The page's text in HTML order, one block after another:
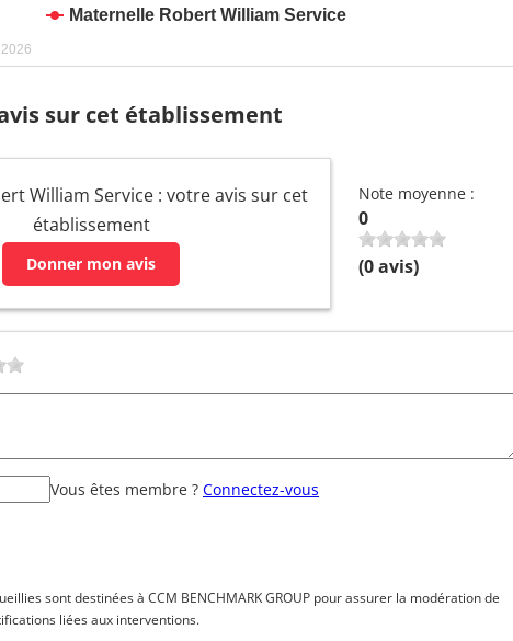
Maternelle Robert William Service
sur cet établissement
William Service : votre avis sur cet
établissement
Donner mon avis
Note moyenne :
0
(0avis)
Vous êtes membre ? Connectez-vous
sont destinées à CCM BENCHMARK GROUP pour assurer la modération de
liées aux interventions.